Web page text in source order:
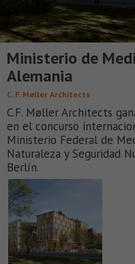
Ministerio de
Alemania
C. F. Møller Architects
C.F. Møller Architects
en el concurso
Ministerio Federal de
Naturaleza y Seguridad
Berlín.